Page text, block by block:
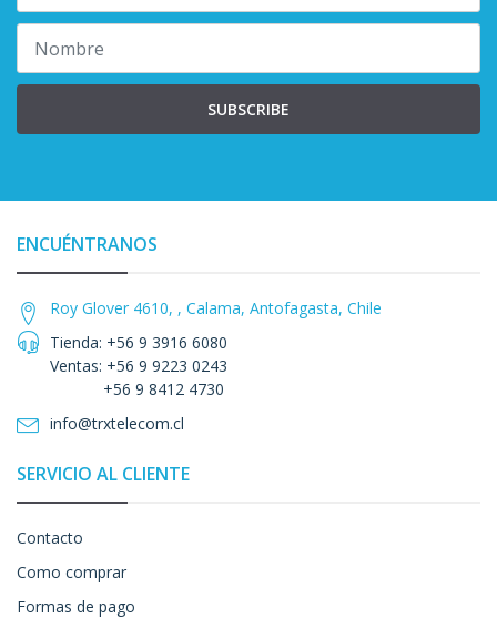
SUBSCRIBE
ENCUÉNTRANOS
Roy Glover 4610, , Calama, Antofagasta, Chile
Tienda: +56 9 3916 6080
Ventas: +56 9 9223 0243
+56 9 8412 4730
info@trxtelecom.cl
SERVICIO AL CLIENTE
Contacto
Como comprar
Formas de pago